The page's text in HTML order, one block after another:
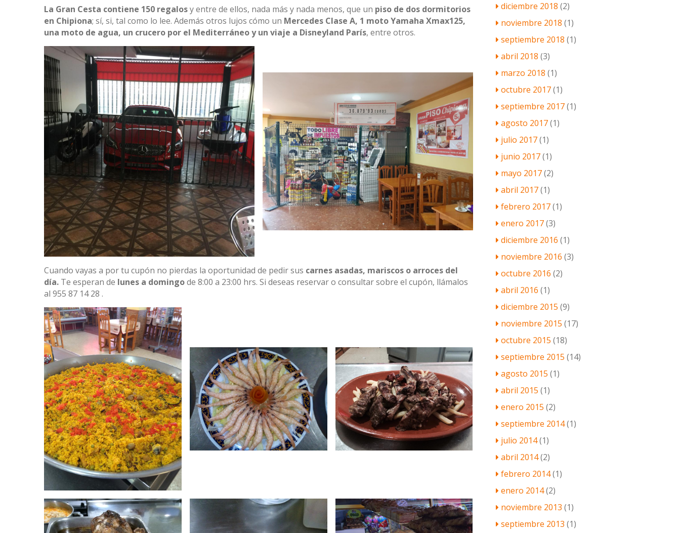
La Gran Cesta contiene 150 regalosy entre de ellos, nada más y nada menos, que un piso de dos dormitorios
en Chipiona; sí, si, tal como lo lee. Además otros lujos cómo un Mercedes Clase A, 1 moto Yamaha Xmax125,
una moto de agua, un crucero por el Mediterráneo y un viaje a Disneyland París, entre otros.
Cuando vayas a por tu cupón no pierdas la oportunidad de pedir sus carnes asadas, mariscos o arroces del
día. Te esperan de lunes a domingode 8:00 a 23:00 hrs. Si deseas reservar o consultar sobre el cupón, llámalos
al 955 87 14 28 .
diciembre 2018 (2)
noviembre 2018 (1)
septiembre 2018 (1)
abril 2018 (3)
marzo 2018 (1)
octubre 2017(1)
septiembre 2017(1)
agosto 2017(1)
julio 2017(1)
junio 2017(1)
mayo 2017(2)
abril 2017(1)
febrero 2017(1)
enero 2017(3)
diciembre 2016 (1)
noviembre 2016 (3)
octubre 2016 (2)
abril 2016 (1)
diciembre 2015 (9)
noviembre 2015 (17)
octubre 2015 (18)
septiembre 2015 (14)
agosto 2015 (1)
abril 2015 (1)
enero 2015 (2)
septiembre 2014(1)
julio 2014(1)
abril 2014(2)
febrero 2014(1)
enero 2014(2)
noviembre 2013 (1)
septiembre 2013 (1)